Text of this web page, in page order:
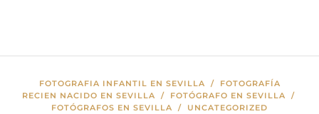
FOTOGRAFIA INFANTIL EN SEVILLA /
FOTOGRAFÍA
RECIEN NACIDO EN SEVILLA / FOTÓGRAFO EN SEVILLA /
FOTÓGRAFOS EN SEVILLA / UNCATEGORIZED